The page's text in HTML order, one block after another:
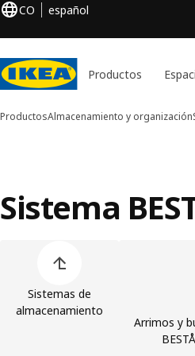
CO español
Productos
ProductosAlmacenamiento y organización
Sistema
Sistemas de
almacenamiento
Arrimos y
BESTÅ